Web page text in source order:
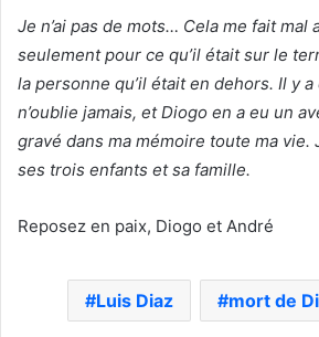
Je n’ai pas de mots… Cela me fait mal
seulement pour ce qu’il était sur le
la personne qu’il était en dehors. Il y a
n’oublie jamais, et Diogo en a eu un
gravé dans ma mémoire toute ma vie.
ses trois enfants et sa famille.
Reposez en paix, Diogo et André
Luis Diaz mort de